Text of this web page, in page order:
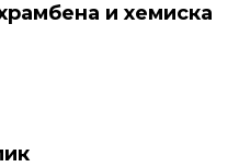
и хемиска